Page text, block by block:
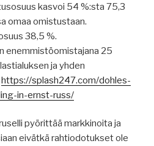
kasvoi 54 %:sta 75,3
omaa omistustaan.
38,5 %.
enemmistöomistajana 25
ja yhden
https://splash247.com/dohles-
in-ernst-russ/
pyörittää markkinoita ja
eivätkä rahtiodotukset ole